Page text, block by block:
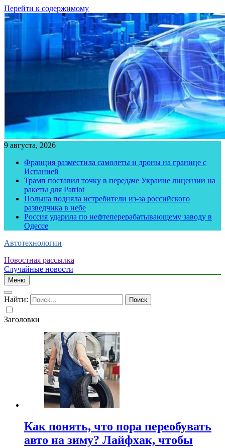
Перейти к содержимому
9 августа, 2026
Франция разместила самолеты и дроны на границе с
Испанией
Трамп поставил точку в передаче Украине лицензии на
ракеты для Patriot
Польша подняла истребители из-за российского
разведчика в небе
Россия ударила по нефтеперерабатывающему заводу в
Одессе
Автотехнологии
Новостная рассылка
Случайные новости
Меню
Найти:
Заголовки
Как понять, что пора переобувать
авто на зиму? Лайфхак, чтобы